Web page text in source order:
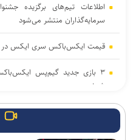
اطلاعات تیم‌های برگزیده
سرمایه‌گذاران منتشر می‌شود
قیمت ایکس‌باکس سری ایکس در اروپا به
۳ بازی جدید گیم‌پس
شدند